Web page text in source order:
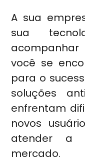
A sua
sua
você se
para o
soluções
enfrentam
novos
atender a
mercado.